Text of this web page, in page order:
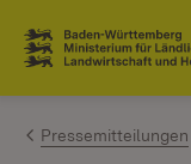
Zum Inhalt
Link zur
Pressemitteilungen